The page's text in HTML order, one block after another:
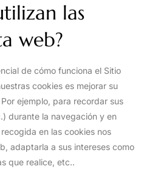
las
web?
de cómo funciona el Sitio
cookies es mejorar su
ejemplo, para recordar sus
durante la navegación y en
en las cookies nos
adaptarla a sus intereses como
que realice, etc..